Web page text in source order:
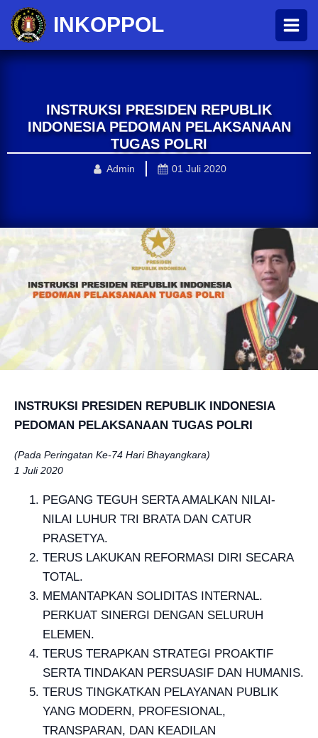
INKOPPOL
INSTRUKSI PRESIDEN REPUBLIK
INDONESIA PEDOMAN PELAKSANAAN
TUGAS POLRI
Admin 01 Juli 2020
INSTRUKSI PRESIDEN REPUBLIK INDONESIA
PEDOMAN PELAKSANAAN TUGAS POLRI
(Pada Peringatan Ke-74 Hari Bhayangkara)
1 Juli 2020
PEGANG TEGUH SERTA AMALKAN NILAI-
NILAI LUHUR TRI BRATA DAN CATUR
PRASETYA.
TERUS LAKUKAN REFORMASI DIRI SECARA
TOTAL.
MEMANTAPKAN SOLIDITAS INTERNAL.
PERKUAT SINERGI DENGAN SELURUH
ELEMEN.
TERUS TERAPKAN STRATEGI PROAKTIF
SERTA TINDAKAN PERSUASIF DAN HUMANIS.
TERUS TINGKATKAN PELAYANAN PUBLIK
YANG MODERN, PROFESIONAL,
TRANSPARAN, DAN KEADILAN